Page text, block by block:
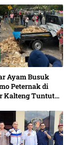
Ayam Busuk
Peternak di
Kalteng Tuntut